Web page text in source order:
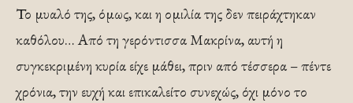
Το μυαλό της, όμως, και η ομιλία της δεν πειράχτηκαν
καθόλου… Από τη γερόντισσα Μακρίνα, αυτή η
συγκεκριμένη κυρία είχε μάθει, πριν από τέσσερα – πέντε
χρόνια, την ευχή και επικαλείτο συνεχώς, όχι μόνο το